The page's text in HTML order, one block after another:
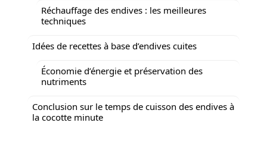
Réchauffage des endives : les meilleures
techniques
Idées de recettes à base d’endives cuites
Économie d’énergie et préservation des
nutriments
Conclusion sur le temps de cuisson des endives à
la cocotte minute